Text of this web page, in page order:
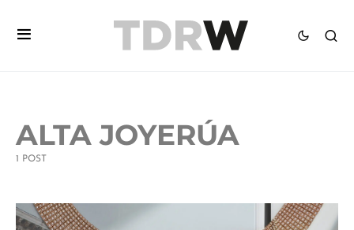
ALTA JOYERÚA
1 POST